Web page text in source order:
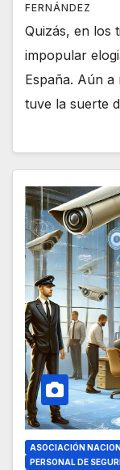
FERNÁNDEZ
Quizás, en los
impopular
España. Aún
tuve la suerte
ASOCIACIÓN
PERSONAL DE